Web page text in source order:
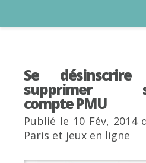
Se
supprimer
compte PMU
Publié le 10 Fév, 2014
Paris et jeux en ligne